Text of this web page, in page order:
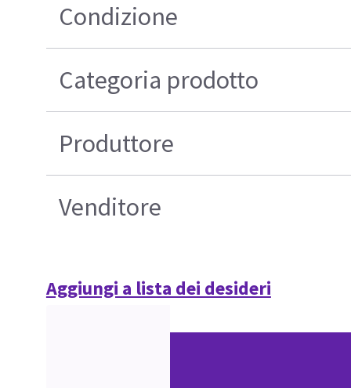
Condizione
Categoria prodotto
Produttore
Venditore
Aggiungi a lista dei desideri